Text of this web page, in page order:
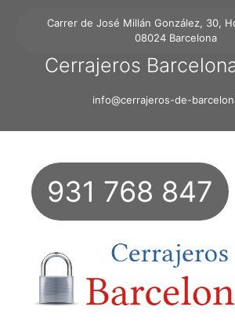
Carrer de José Millán González, 30,
08024 Barcelona
Cerrajeros
info@cerrajeros-de-
931 768 847